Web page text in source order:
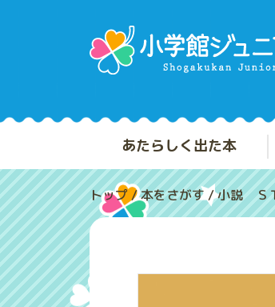
あたらしく出た本
トップ /本をさがす /小説 Ｓ